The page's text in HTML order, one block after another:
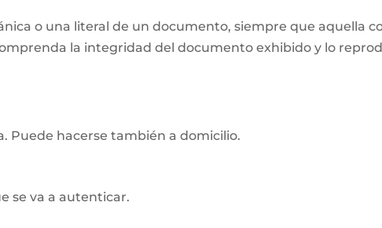
o una literal de un documento, siempre que aquella
la integridad del documento exhibido y lo
Puede hacerse también a domicilio.
se va a autenticar.